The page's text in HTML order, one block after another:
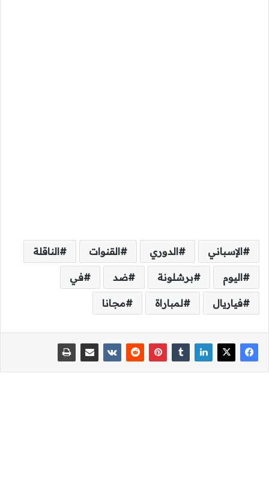
الإسباني الدوري القنوات الناقلة
اليوم برشلونة ضد في
فياريال لمباراة مجانا